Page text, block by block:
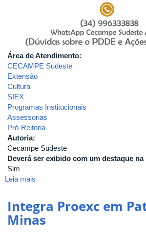
Área de Atendimento:
CECAMPE Sudeste
Extensão
Cultura
SIEX
Programas Institucionais
Assessorias
Pró-Reitoria
Autoria:
Cecampe Sudeste
Deverá ser exibido com um destaque
Sim
Leia mais
do
Gepefe:
Integra Proexc em
Minas